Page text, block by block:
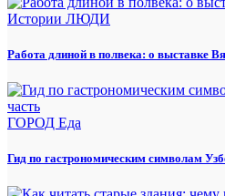
Истории ЛЮДИ
Работа длиной в полвека: о выставке
ГОРОД Еда
Гид по гастрономическим символам